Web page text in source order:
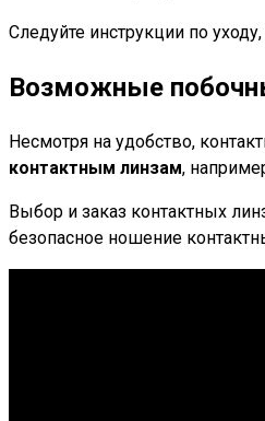
Следуйте инструкции по
Возможные
Несмотря на удобство,
контактным линзам,
Выбор и заказ контактных
безопасное ношение